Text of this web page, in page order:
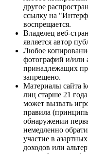
другое
ссылку на
воспрещается.
Владелец веб-
является автор
Любое
фотографий и/или
принадлежащих
запрещено.
Материалы сайта
лиц старше 21
может вызвать
правила
обнаружении
немедленно
участие в
доходов или